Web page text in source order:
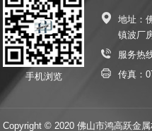
手机浏览
地址：
镇波厂
服务热
传真：
Copyright © 2020 佛山市鸿高跃金